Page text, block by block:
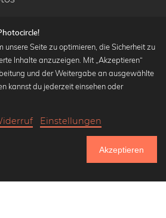
20% Rabatt auf alle Bilder
weiß
unsere Seite zu optimieren, die Sicherheit zu
Inhalte anzuzeigen. Mit „Akzeptieren“
und der Weitergabe an ausgewählte
kannst du jederzeit einsehen oder
Einstellungen
Akzeptieren